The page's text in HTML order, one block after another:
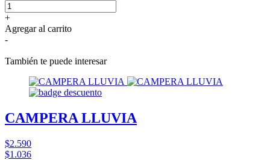
+
Agregar al carrito
-
También te puede interesar
CAMPERA LLUVIA
$2.590
$1.036